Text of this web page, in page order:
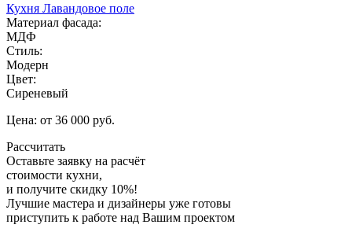
Кухня Лавандовое поле
Материал фасада:
МДФ
Стиль:
Модерн
Цвет:
Сиреневый
Цена: от 36 000 руб.
Рассчитать
Оставьте заявку на расчёт
стоимости кухни,
и получите скидку 10%!
Лучшие мастера и дизайнеры уже готовы
приступить к работе над Вашим проектом